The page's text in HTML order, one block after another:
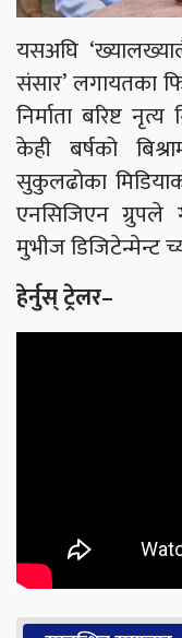
यसअघि
संसार’ लगायतका
निर्माता बरिष्ट
केही बर्षको
सुकुलढोका
एनसिजिएन ग्रुपले
मुभीज डिजिटेन्मेन्ट
हेर्नुस् ट्रेलर–